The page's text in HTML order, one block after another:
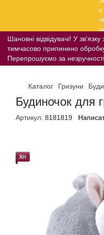
Шановні відвідувачі! У
тимчасово припинено
Перепрошуємо за
Каталог Гризуни
Будиночок для
Артикул: 8181819
Хіт